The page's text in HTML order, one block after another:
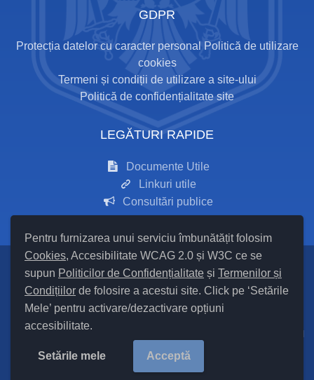
Pentru furnizarea unui serviciu îmbunătățit folosim
Cookies, Accesibilitate WCAG 2.0 și W3C ce se
supun Politicilor de Confidențialitate și Termenilor și
Condițiilor de folosire a acestui site. Click pe ‘Setările
Mele’ pentru activare/dezactivare opțiuni
accesibilitate.
Setările mele Acceptă
GDPR
Protecția datelor cu caracter personal
Politică de utilizare
cookies
Termeni și condiții de utilizare a site-ului
Politică de confidențialitate site
LEGĂTURI RAPIDE
Documente Utile
Linkuri utile
Consultări publice
Setări Cookies și Accesibilitate
Cod Județ 24 / Județul Iași / Tipul UAT – 14 – C – Comună / Codul
SIRUTA al Unității Administrativ Teritoriale COMUNA Mironeasa
97875/ |Site Vechi